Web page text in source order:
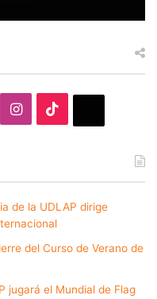
Instagram
de la UDLAP dirige
del Curso de Verano de
jugará el Mundial de Flag